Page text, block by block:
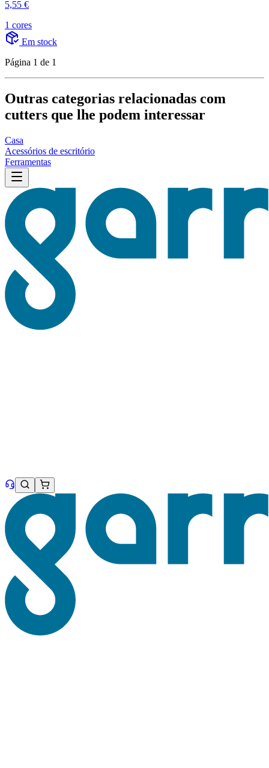
5,55 €
1 cores
Em stock
Página 1 de 1
Outras categorias relacionadas com
cutters que lhe podem interessar
Casa
Acessórios de escritório
Ferramentas